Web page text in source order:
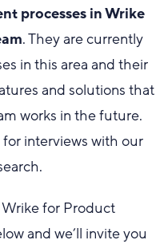
processes in Wrike
. They are currently
in this area and their
and solutions that
works in the future.
interviews with our
for Product
and we’ll invite you